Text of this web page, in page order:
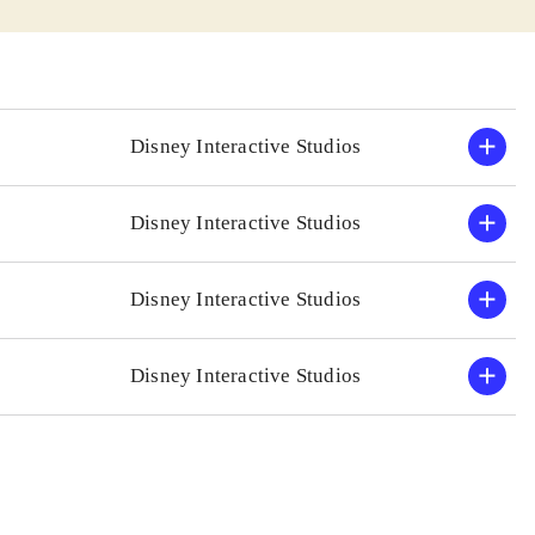
mikrofon og
de andre.
30 numre kan
Demi Lovato.
Disney Interactive Studios
Disney Interactive Studios
Disney Interactive Studios
Disney Interactive Studios